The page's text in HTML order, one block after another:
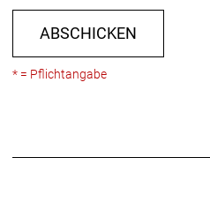
ABSCHICKEN
* = Pflichtangabe